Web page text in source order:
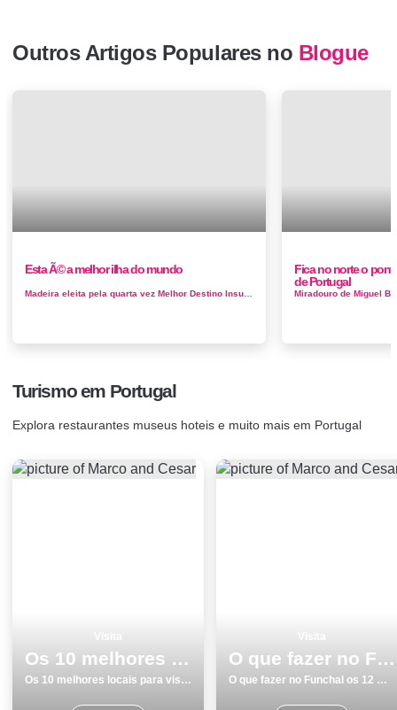
Outros Artigos Populares no Blogue
Esta Ã© a melhor ilha do mundo
Fica no norte o
de Portugal
Turismo em Portugal
Explora restaurantes museus hoteis e muito mais em Portugal
Os 10 melhores locais para visitar em GuimarÃ£es
Os 10 melhores locais para visitar em GuimarÃ£es
O que fazer no Funchal os 12 melhores locais para visitar
O que fazer no Funchal os 12 melhores locais para visitar